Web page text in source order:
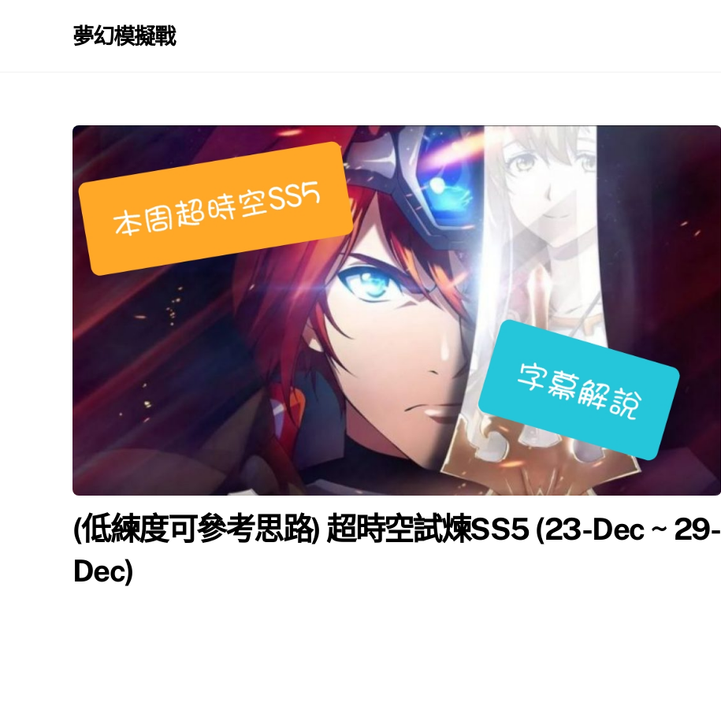
夢幻模擬戰
(低練度可參考思路) 超時空試煉SS5 (23-Dec ~ 29-
Dec)